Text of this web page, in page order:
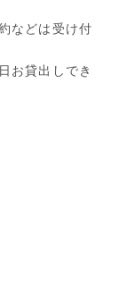
などは受け付
お貸出しでき